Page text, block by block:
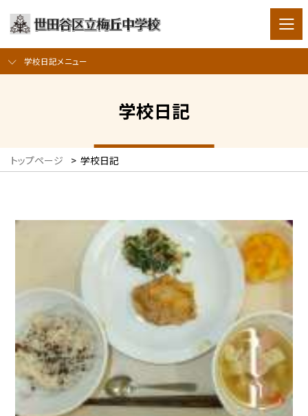
学校日記メニュー
学校日記
トップページ > 学校日記